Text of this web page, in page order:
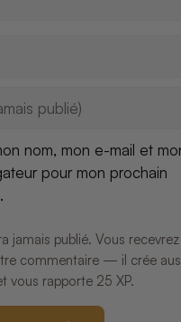
nom, mon e-mail et
pour mon prochain
jamais publié. Vous
commentaire — il crée
vous rapporte 25 XP.